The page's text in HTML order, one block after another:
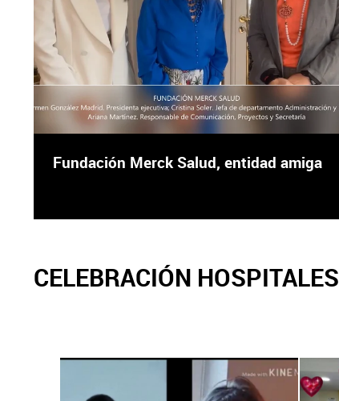
Fundación Merck Salud, entidad amiga
CELEBRACIÓN HOSPITALES